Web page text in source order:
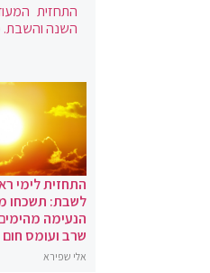
התחזית
השנה והשבת.
התחזית לימי
לשבת: תשכחו
הנעימה
שרב ועומס
אלי שפירא